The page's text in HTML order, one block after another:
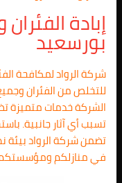
إبادة
بورسعيد
شركة الرواد لمكافحة
للتخلص من الفئران
الشركة خدمات متميزة
تسبب أي آثار جانبية.
تضمن شركة الرواد بيئة
في منازلكم ومؤسستكم